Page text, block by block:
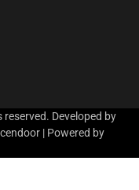
Developed by
| Powered by